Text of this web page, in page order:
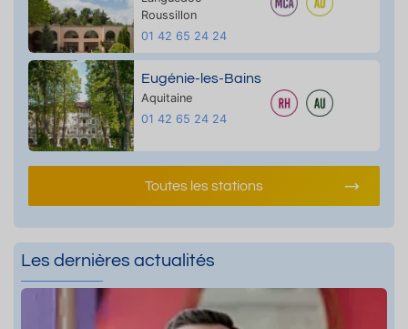
Roussillon
01 42 65 24 24
Eugénie-les-Bains
Aquitaine
01 42 65 24 24
Toutes les stations
Les dernières actualités